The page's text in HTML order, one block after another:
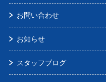
お問い合わせ
お知らせ
スタッフブログ